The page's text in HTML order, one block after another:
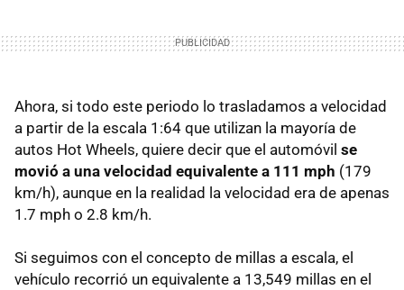
Ahora, si todo este periodo lo trasladamos a velocidad
a partir de la escala 1:64 que utilizan la mayoría de
autos Hot Wheels, quiere decir que el automóvil se
movió a una velocidad equivalente a 111 mph (179
km/h), aunque en la realidad la velocidad era de apenas
1.7 mph o 2.8 km/h.
Si seguimos con el concepto de millas a escala, el
vehículo recorrió un equivalente a 13,549 millas en el